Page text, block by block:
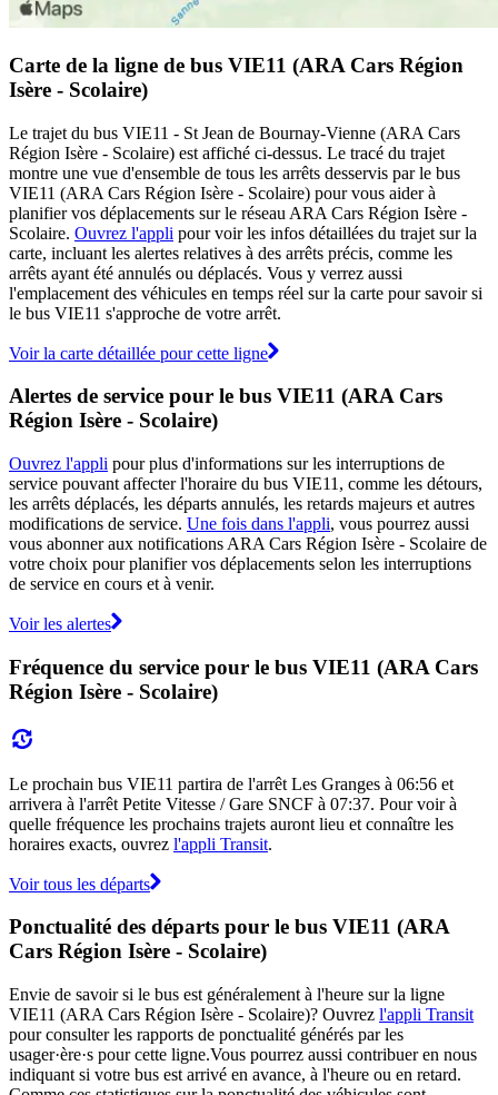
Carte de la ligne de bus VIE11 (ARA Cars Région
Isère - Scolaire)
Le trajet du bus VIE11 - St Jean de Bournay-Vienne (ARA Cars
Région Isère - Scolaire) est affiché ci-dessus. Le tracé du trajet
montre une vue d'ensemble de tous les arrêts desservis par le bus
VIE11 (ARA Cars Région Isère - Scolaire) pour vous aider à
planifier vos déplacements sur le réseau ARA Cars Région Isère -
Scolaire. Ouvrez l'appli pour voir les infos détaillées du trajet sur la
carte, incluant les alertes relatives à des arrêts précis, comme les
arrêts ayant été annulés ou déplacés. Vous y verrez aussi
l'emplacement des véhicules en temps réel sur la carte pour savoir si
le bus VIE11 s'approche de votre arrêt.
Voir la carte détaillée pour cette ligne
Alertes de service pour le bus VIE11 (ARA Cars
Région Isère - Scolaire)
Ouvrez l'appli pour plus d'informations sur les interruptions de
service pouvant affecter l'horaire du bus VIE11, comme les détours,
les arrêts déplacés, les départs annulés, les retards majeurs et autres
modifications de service. Une fois dans l'appli, vous pourrez aussi
vous abonner aux notifications ARA Cars Région Isère - Scolaire de
votre choix pour planifier vos déplacements selon les interruptions
de service en cours et à venir.
Voir les alertes
Fréquence du service pour le bus VIE11 (ARA Cars
Région Isère - Scolaire)
Le prochain bus VIE11 partira de l'arrêt Les Granges à 06:56 et
arrivera à l'arrêt Petite Vitesse / Gare SNCF à 07:37. Pour voir à
quelle fréquence les prochains trajets auront lieu et connaître les
horaires exacts, ouvrez l'appli Transit.
Voir tous les départs
Ponctualité des départs pour le bus VIE11 (ARA
Cars Région Isère - Scolaire)
Envie de savoir si le bus est généralement à l'heure sur la ligne
VIE11 (ARA Cars Région Isère - Scolaire)? Ouvrez l'appli Transit
pour consulter les rapports de ponctualité générés par les
usager·ère·s pour cette ligne.Vous pourrez aussi contribuer en nous
indiquant si votre bus est arrivé en avance, à l'heure ou en retard.